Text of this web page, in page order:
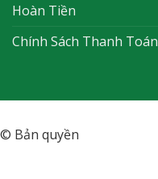
Hoàn Tiền
Chính Sách Thanh Toán
© Bản quyền